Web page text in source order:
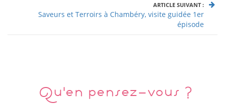
ARTICLE SUIVANT :
Saveurs et Terroirs à Chambéry, visite guidée 1er
épisode
Qu'en pensez-vous ?